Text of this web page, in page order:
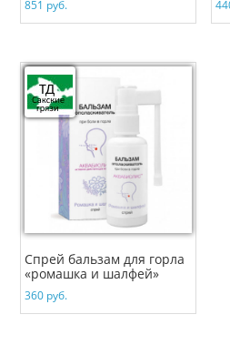
851 руб.
Спрей бальзам для горла
«ромашка и шалфей»
360 руб.